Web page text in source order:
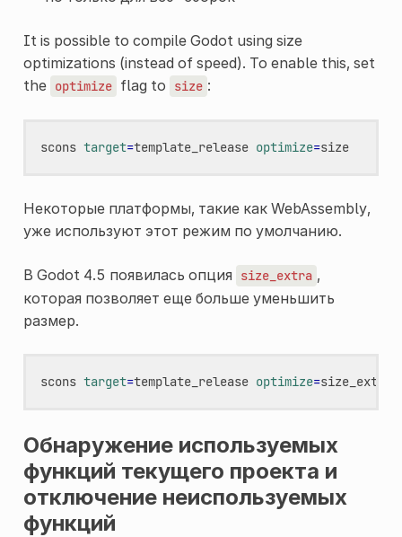
It is possible to compile Godot using size
optimizations (instead of speed). To enable this, set
the optimize flag to size :
scons target=template_release optimize= size
Некоторые платформы, такие как WebAssembly,
уже используют этот режим по умолчанию.
В Godot 4.5 появилась опция size_extra ,
которая позволяет еще больше уменьшить
размер.
scons target=template_release optimize=
Обнаружение используемых
функций текущего проекта и
отключение неиспользуемых
функций